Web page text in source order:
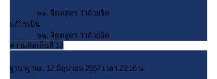
๖๑. จิตตสูตร ว่าด้วยจิต
ก้ไขเป็น
๖๒. จิตตสูตร ว่าด้วยจิต
ความคิดเห็นที่ 13
ฐานาฐานะ, 12 มิถุนายน 2557 เวลา 23:16 น.